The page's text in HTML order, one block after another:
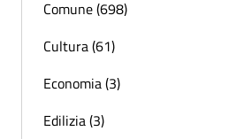
Comune (698)
Cultura (61)
Economia (3)
Edilizia (3)